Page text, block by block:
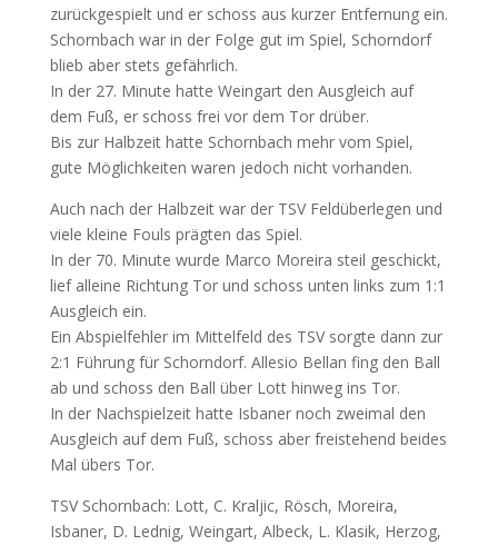
zurückgespielt und er schoss aus kurzer Entfernung ein.
Schornbach war in der Folge gut im Spiel, Schorndorf
blieb aber stets gefährlich.
In der 27. Minute hatte Weingart den Ausgleich auf
dem Fuß, er schoss frei vor dem Tor drüber.
Bis zur Halbzeit hatte Schornbach mehr vom Spiel,
gute Möglichkeiten waren jedoch nicht vorhanden.
Auch nach der Halbzeit war der TSV Feldüberlegen und
viele kleine Fouls prägten das Spiel.
In der 70. Minute wurde Marco Moreira steil geschickt,
lief alleine Richtung Tor und schoss unten links zum 1:1
Ausgleich ein.
Ein Abspielfehler im Mittelfeld des TSV sorgte dann zur
2:1 Führung für Schorndorf. Allesio Bellan fing den Ball
ab und schoss den Ball über Lott hinweg ins Tor.
In der Nachspielzeit hatte Isbaner noch zweimal den
Ausgleich auf dem Fuß, schoss aber freistehend beides
Mal übers Tor.
TSV Schornbach: Lott, C. Kraljic, Rösch, Moreira,
Isbaner, D. Lednig, Weingart, Albeck, L. Klasik, Herzog,